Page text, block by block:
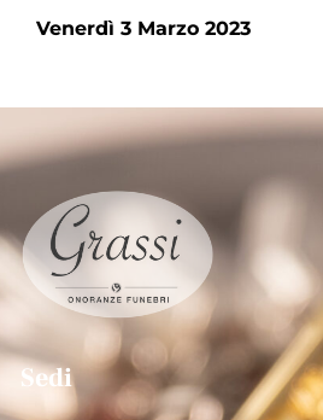
Venerdì 3 Marzo 2023
Sedi